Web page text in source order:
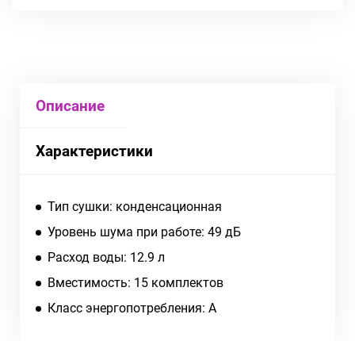
Описание
Характеристики
Тип сушки: конденсационная
Уровень шума при работе: 49 дБ
Расход воды: 12.9 л
Вместимость: 15 комплектов
Класс энергопотребления: A